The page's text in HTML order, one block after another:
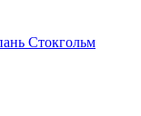
Стокгольм